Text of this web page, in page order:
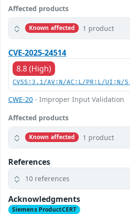
Affected products
Known affected 1 product
CVE-2025-24514
8.8 (High)
CVSS:3.1/AV:N/AC:L/PR:L/UI:N/
CWE-20 - Improper Input Validation
Affected products
Known affected 1 product
References
10 references
Acknowledgments
Siemens ProductCERT